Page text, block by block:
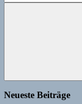
nach:
Neueste Beiträge